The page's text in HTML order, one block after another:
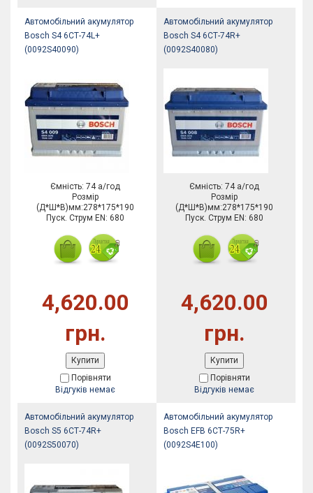
Автомобільний акумулятор
Bosch S4 6СТ-74L+
(0092S40090)
Ємність: 74 а/год
Розмір
(Д*Ш*В)мм:278*175*190
Пуск. Струм EN: 680
4,620.00
грн.
Купити
Порівняти
Відгуків немає
Автомобільний акумулятор
Bosch S4 6СТ-74R+
(0092S40080)
Ємність: 74 а/год
Розмір
(Д*Ш*В)мм:278*175*190
Пуск. Струм EN: 680
4,620.00
грн.
Купити
Порівняти
Відгуків немає
Автомобільний акумулятор
Bosch S5 6СТ-74R+
(0092S50070)
Автомобільний акумулятор
Bosch EFB 6СТ-75R+
(0092S4E100)